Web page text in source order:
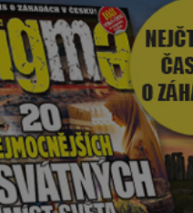
záhad středověké
stech letech není